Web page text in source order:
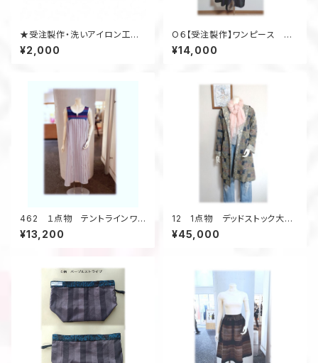
★受注製作・洗いアイロン工賃
★ 着物アップサイクル
¥2,000
O６【受注製作】ワンピース ジ
ャンパースカート キーネック
ローウェスト 着物リメイク
¥14,000
462 １点物 テントラインワン
ピース ジャンパースカート
浴衣リメイク 大きいサイ
¥13,200
12 1点物 デッドストック大島
紬 リバーシブルAラインコー
ト 羽織り物 フード付き ス
¥45,000